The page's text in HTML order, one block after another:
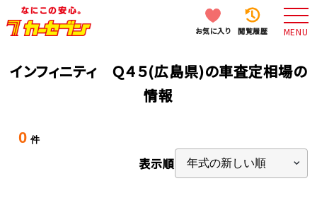
お気に入り 閲覧履歴 MENU
インフィニティ Ｑ４５(広島県)の車査定相場の
情報
0 件
表示順